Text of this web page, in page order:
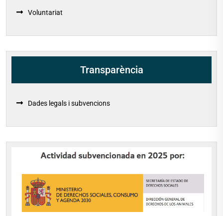
Voluntariat
Transparència
Dades legals i subvencions